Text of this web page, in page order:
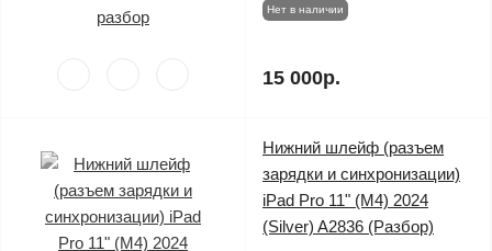
Нет в наличии
15 000р.
Нижний шлейф (разъем
зарядки и синхронизации)
iPad Pro 11" (M4) 2024
(Silver) A2836 (Разбор)